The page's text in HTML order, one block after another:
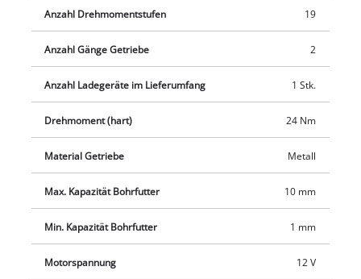
ergonomischer Softgrip-Flächen besonders angenehm und
sicher in der Hand. Nach getaner Arbeit läst sich Akku-
Bohrschrauber im praktischen Transport- und
Aufbewahrungskoffer verstauen.
Anzahl Drehmomentstufen 19
Anzahl Gänge Getriebe 2
Anzahl Ladegeräte im Lieferumfang 1 Stk.
Drehmoment (hart) 24 Nm
Material Getriebe Metall
Max. Kapazität Bohrfutter 10 mm
Min. Kapazität Bohrfutter 1 mm
Motorspannung 12 V